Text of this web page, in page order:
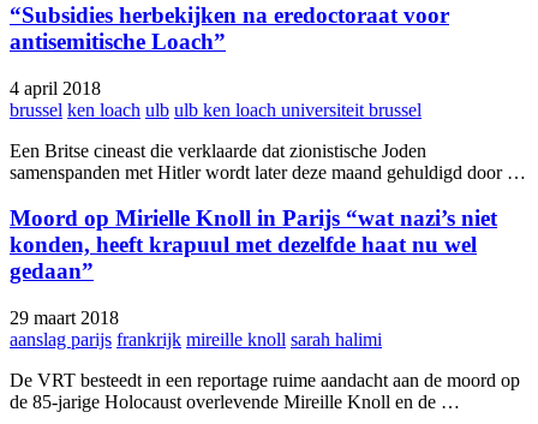
“Subsidies herbekijken na eredoctoraat voor
antisemitische Loach”
4 april 2018
brussel ken loach ulb ulb ken loach universiteit brussel
Een Britse cineast die verklaarde dat zionistische Joden
samenspanden met Hitler wordt later deze maand gehuldigd door …
Moord op Mirielle Knoll in Parijs “wat nazi’s niet
konden, heeft krapuul met dezelfde haat nu wel
gedaan”
29 maart 2018
aanslag parijs frankrijk mireille knoll sarah halimi
De VRT besteedt in een reportage ruime aandacht aan de moord op
de 85-jarige Holocaust overlevende Mireille Knoll en de …